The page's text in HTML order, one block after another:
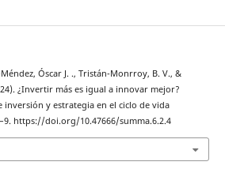
Óscar J. ., Tristán-Monrroy, B. V., &
¿Invertir más es igual a innovar mejor?
inversión y estrategia en el ciclo de vida
https://doi.org/10.47666/summa.6.2.4